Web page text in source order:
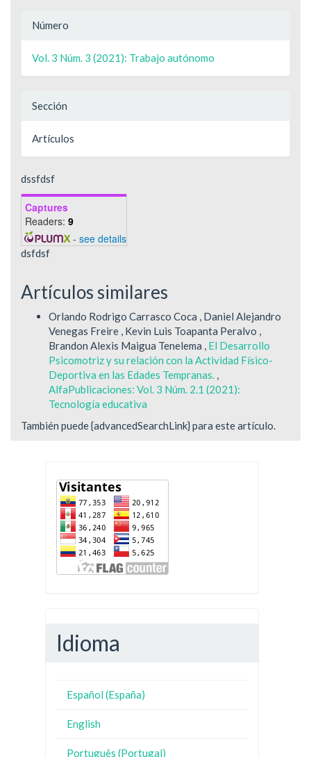
Número
Vol. 3 Núm. 3 (2021): Trabajo autónomo
Sección
Artículos
dssfdsf
Captures
Readers: 9
- see details
dsfdsf
Artículos similares
Orlando Rodrigo Carrasco Coca , Daniel Alejandro
Venegas Freire , Kevin Luis Toapanta Peralvo ,
Brandon Alexis Maigua Tenelema , El Desarrollo
Psicomotriz y su relación con la Actividad Físico-
Deportiva en las Edades Tempranas. ,
AlfaPublicaciones: Vol. 3 Núm. 2.1 (2021):
Tecnología educativa
También puede {advancedSearchLink} para este artículo.
Idioma
Español (España)
English
Português (Portugal)